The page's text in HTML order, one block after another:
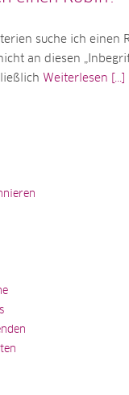
suche ich einen
an diesen
Weiterlesen [...]